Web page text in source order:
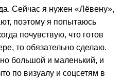
Сейчас я нужен «Лёвену»,
поэтому я попытаюсь
почувствую, что готов
то обязательно сделаю.
большой и маленький, и
по визуалу и соцсетям в